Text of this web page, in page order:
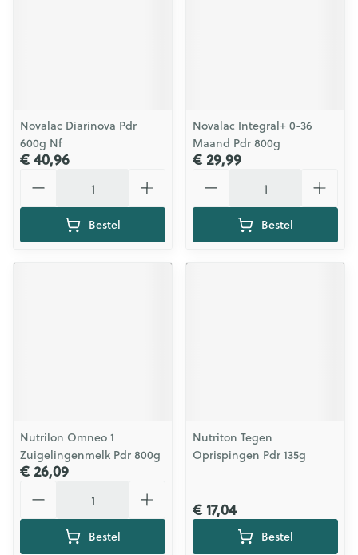
Novalac Diarinova Pdr
600g Nf
€ 40,96
Bestel
Novalac Integral+ 0-36
Maand Pdr 800g
€ 29,99
Bestel
Nutrilon Omneo 1
Zuigelingenmelk Pdr 800g
€ 26,09
Bestel
Nutriton Tegen
Oprispingen Pdr 135g
€ 17,04
Bestel